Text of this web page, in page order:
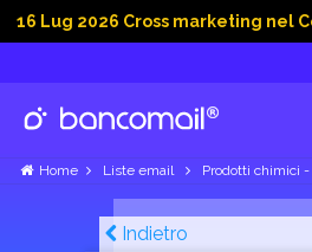
2026 Cross marketing nel Cold
Home Liste email Prodotti chimici
Indietro